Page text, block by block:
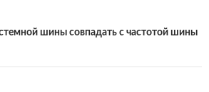
шины совпадать с частотой шины